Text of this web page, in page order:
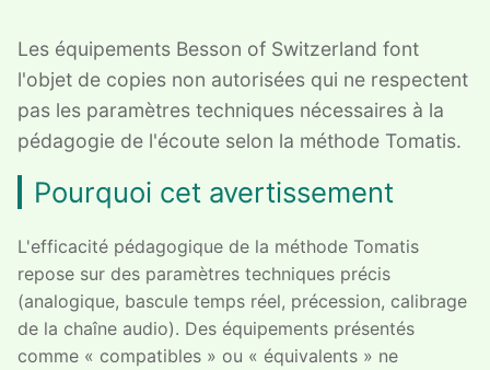
Les équipements Besson of Switzerland font
l'objet de copies non autorisées qui ne respectent
pas les paramètres techniques nécessaires à la
pédagogie de l'écoute selon la méthode Tomatis.
Pourquoi cet avertissement
L'efficacité pédagogique de la méthode Tomatis
repose sur des paramètres techniques précis
(analogique, bascule temps réel, précession, calibrage
de la chaîne audio). Des équipements présentés
comme « compatibles » ou « équivalents » ne